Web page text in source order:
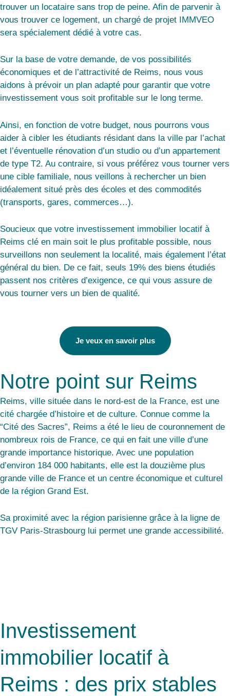
trouver un locataire sans trop de peine. Afin de parvenir à
vous trouver ce logement, un chargé de projet IMMVEO
sera spécialement dédié à votre cas.
Sur la base de votre demande, de vos possibilités
économiques et de l’attractivité de Reims, nous vous
aidons à prévoir un plan adapté pour garantir que votre
investissement vous soit profitable sur le long terme.
Ainsi, en fonction de votre budget, nous pourrons vous
aider à cibler les étudiants résidant dans la ville par l’achat
et l’éventuelle rénovation d’un studio ou d’un appartement
de type T2. Au contraire, si vous préférez vous tourner vers
une cible familiale, nous veillons à rechercher un bien
idéalement situé près des écoles et des commodités
(transports, gares, commerces…).
Soucieux que votre investissement immobilier locatif à
Reims clé en main soit le plus profitable possible, nous
surveillons non seulement la localité, mais également l’état
général du bien. De ce fait, seuls 19% des biens étudiés
passent nos critères d’exigence, ce qui vous assure de
vous tourner vers un bien de qualité.
Je veux en savoir plus
Notre point sur Reims
Reims, ville située dans le nord-est de la France, est une
cité chargée d’histoire et de culture. Connue comme la
“Cité des Sacres”, Reims a été le lieu de couronnement de
nombreux rois de France, ce qui en fait une ville d’une
grande importance historique. Avec une population
d’environ 184 000 habitants, elle est la douzième plus
grande ville de France et un centre économique et culturel
de la région Grand Est.
Sa proximité avec la région parisienne grâce à la ligne de
TGV Paris-Strasbourg lui permet une grande accessibilité.
Investissement
immobilier locatif à
Reims : des prix stables